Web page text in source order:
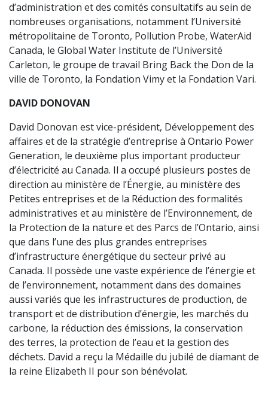
d’administration et des comités consultatifs au sein de
nombreuses organisations, notamment l’Université
métropolitaine de Toronto, Pollution Probe, WaterAid
Canada, le Global Water Institute de l’Université
Carleton, le groupe de travail Bring Back the Don de la
ville de Toronto, la Fondation Vimy et la Fondation Vari.
DAVID DONOVAN
David Donovan est vice-président, Développement des
affaires et de la stratégie d’entreprise à Ontario Power
Generation, le deuxième plus important producteur
d’électricité au Canada. Il a occupé plusieurs postes de
direction au ministère de l’Énergie, au ministère des
Petites entreprises et de la Réduction des formalités
administratives et au ministère de l’Environnement, de
la Protection de la nature et des Parcs de l’Ontario, ainsi
que dans l’une des plus grandes entreprises
d’infrastructure énergétique du secteur privé au
Canada. Il possède une vaste expérience de l’énergie et
de l’environnement, notamment dans des domaines
aussi variés que les infrastructures de production, de
transport et de distribution d’énergie, les marchés du
carbone, la réduction des émissions, la conservation
des terres, la protection de l’eau et la gestion des
déchets. David a reçu la Médaille du jubilé de diamant de
la reine Elizabeth II pour son bénévolat.